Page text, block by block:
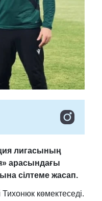
лигасының
арасындағы
сілтеме жасап.
көмектеседі.